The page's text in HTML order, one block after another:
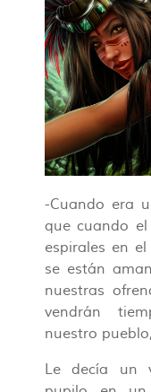
-Cuando era
que cuando
espirales en
se están
nuestras
vendrán
nuestro
Le decía un